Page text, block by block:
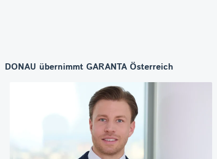
DONAU übernimmt GARANTA Österreich